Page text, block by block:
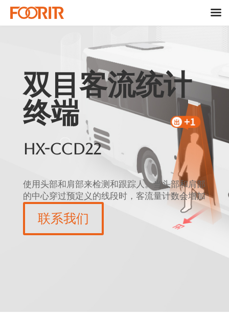
双目客流统计
终端
HX-CCD22
使用头部和肩部来检测和跟踪人。当头部和肩部
的中心穿过预定义的线段时，客流量计数会增加
联系我们